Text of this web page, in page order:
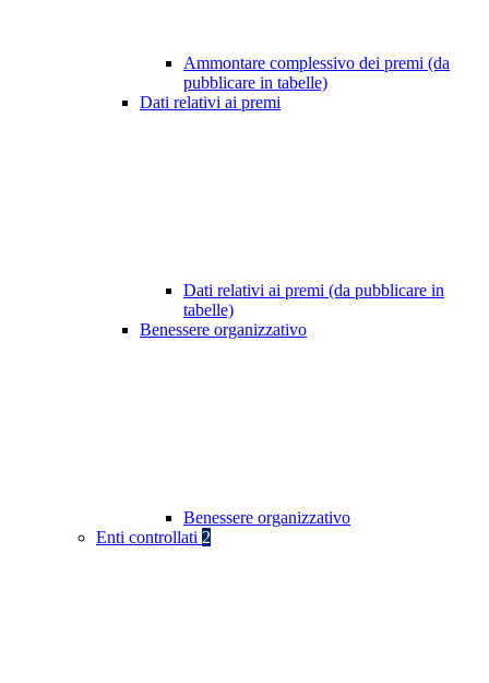
Ammontare complessivo dei premi (da
pubblicare in tabelle)
Dati relativi ai premi
Dati relativi ai premi (da pubblicare in
tabelle)
Benessere organizzativo
Benessere organizzativo
Enti controllati 2